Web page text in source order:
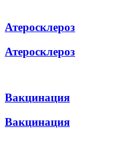
Атеросклероз
Атеросклероз
Вакцинация
Вакцинация